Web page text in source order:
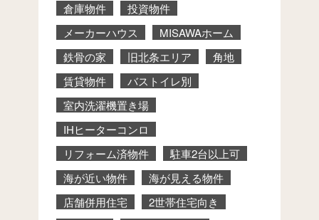
倉庫物件
投資物件
メーカーハウス
MISAWAホーム
鉄骨の家
旧北条エリア
角地
賃貸物件
バストイレ別
室内洗濯機置き場
IHヒーターコンロ
リフォーム済物件
駐車2台以上可
海が近い物件
海が見える物件
店舗併用住宅
2世帯住宅向き